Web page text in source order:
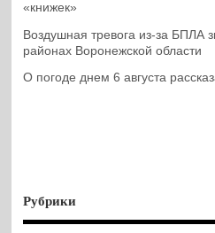
«книжек»
Воздушная тревога из-за БПЛА
районах Воронежской области
О погоде днем 6 августа
Рубрики